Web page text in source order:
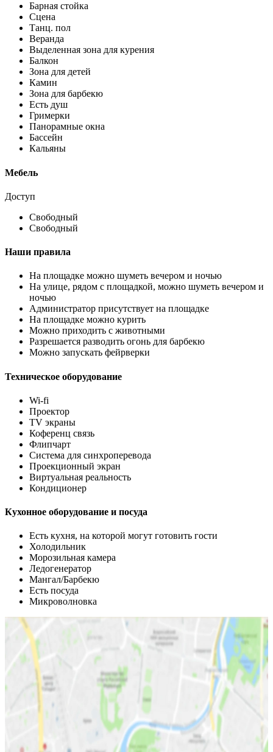
Барная стойка
Сцена
Танц. пол
Веранда
Выделенная зона для курения
Балкон
Зона для детей
Камин
Зона для барбекю
Есть душ
Гримерки
Панорамные окна
Бассейн
Кальяны
Мебель
Доступ
Свободный
Свободный
Наши правила
На площадке можно шуметь вечером и ночью
На улице, рядом с площадкой, можно шуметь вечером и
ночью
Администратор присутствует на площадке
На площадке можно курить
Можно приходить с животными
Разрешается разводить огонь для барбекю
Можно запускать фейрверки
Техническое оборудование
Wi-fi
Проектор
TV экраны
Коференц связь
Флипчарт
Система для синхроперевода
Проекционный экран
Виртуальная реальность
Кондиционер
Кухонное оборудование и посуда
Есть кухня, на которой могут готовить гости
Холодильник
Морозильная камера
Ледогенератор
Мангал/Барбекю
Есть посуда
Микроволновка